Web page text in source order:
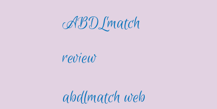
ABDLmatch
review
abdlmatch web